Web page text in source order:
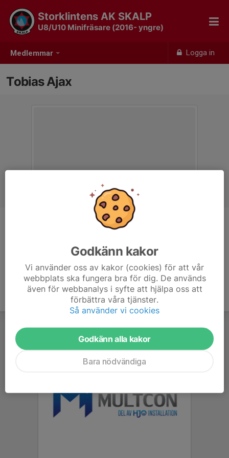
Medlemmar Logga in
Storklintens AK SKALP
U8/U10 Minifräsare (2016- yngre)
Tobias Ajax
Tränare
Godkänn kakor
Vi använder oss av kakor (cookies) för att vår
webbplats ska fungera bra för dig. De används
även för webbanalys i syfte att hjälpa oss att
förbättra våra tjänster.
Så använder vi cookies
Godkänn alla kakor
Bara nödvändiga